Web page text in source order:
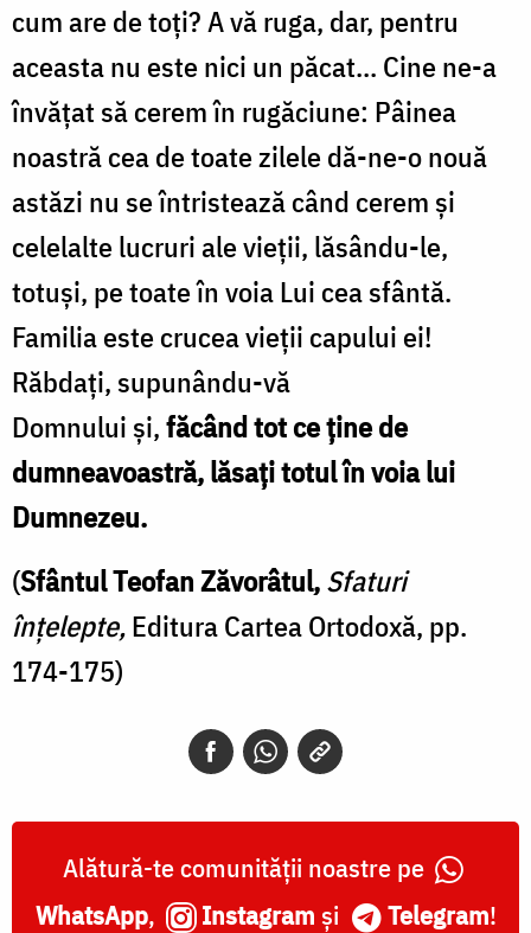
cum are de toți? A vă ruga, dar, pentru
aceasta nu este nici un păcat... Cine ne-a
învățat să cerem în rugăciune: Pâinea
noastră cea de toate zilele dă-ne-o nouă
astăzi nu se întristează când cerem și
celelalte lucruri ale vieții, lăsându-le,
totuși, pe toate în voia Lui cea sfântă.
Familia este crucea vieții capului ei!
Răbdați, supunându-vă
Domnului și,făcând tot ce ține de
dumneavoastră, lăsați totul în voia lui
Dumnezeu.
(Sfântul Teofan Zăvorâtul,Sfaturi
înțelepte,Editura Cartea Ortodoxă, pp.
174-175)
Alătură-te comunității noastre pe
WhatsApp, Instagram și Telegram!